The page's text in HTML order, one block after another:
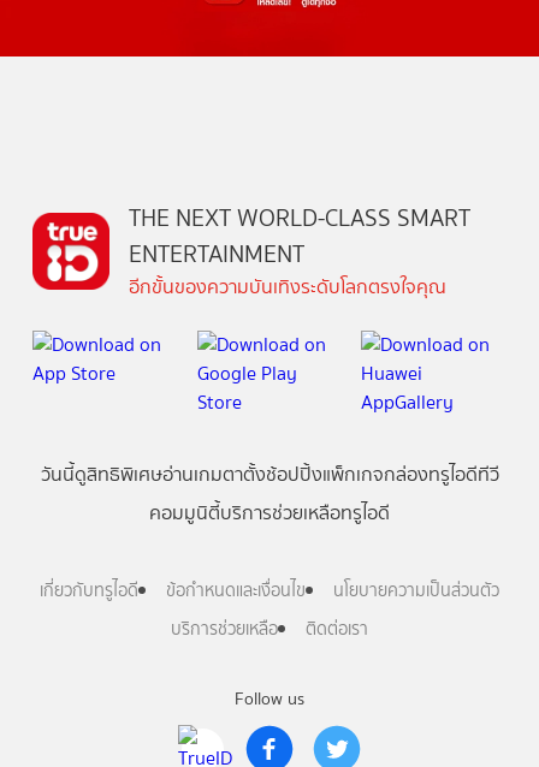
Follow us
THE NEXT WORLD-CLASS SMART
ENTERTAINMENT
อีกขั้นของความบันเทิงระดับโลกตรงใจคุณ
วันนี้ดูสิทธิพิเศษอ่านเกมตาตั้งช้อปปิ้งแพ็กเกจกล่องทรูไอดีทีวี
คอมมูนิตี้บริการช่วยเหลือทรูไอดี
เกี่ยวกับทรูไอดี ข้อกำหนดและเงื่อนไข
นโยบายความเป็นส่วนตัว
บริการช่วยเหลือ
ติดต่อเรา